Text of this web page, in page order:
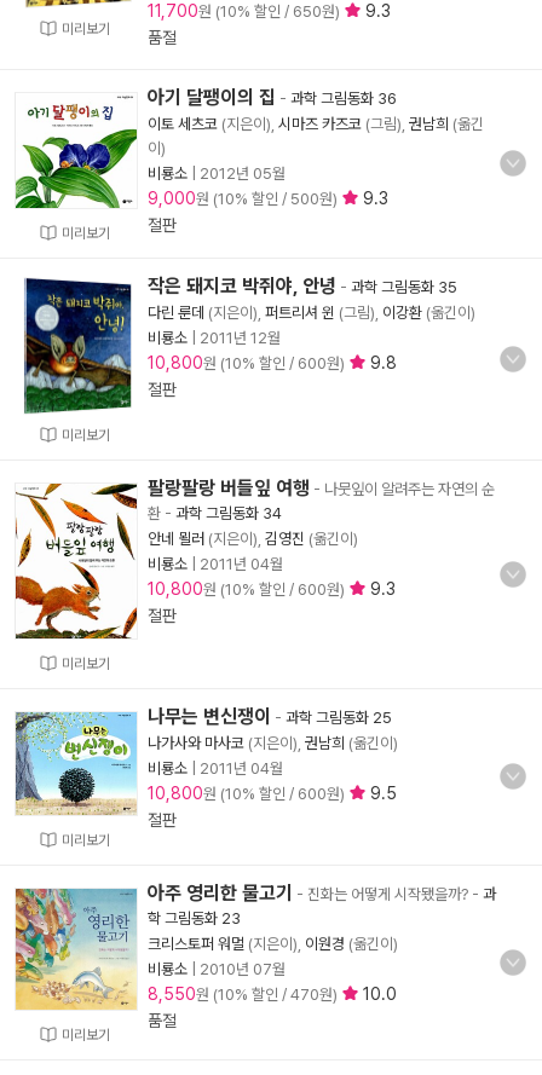
미리보기
11,700원 (10% 할인 / 650원)
9.3
품절
미리보기
아기 달팽이의 집 - 과학 그림동화 36
이토 세츠코 (지은이), 시마즈 카즈코 (그림), 권남희 (옮긴
이)
비룡소
2012년 05월
9,000원 (10% 할인 / 500원)
9.3
절판
미리보기
작은 돼지코 박쥐야, 안녕 - 과학 그림동화 35
다린 룬데 (지은이), 퍼트리셔 윈 (그림), 이강환 (옮긴이)
비룡소
2011년 12월
10,800원 (10% 할인 / 600원)
9.8
절판
미리보기
팔랑팔랑 버들잎 여행 - 나뭇잎이 알려주는 자연의 순
환 - 과학 그림동화 34
안네 묄러 (지은이), 김영진 (옮긴이)
비룡소
2011년 04월
10,800원 (10% 할인 / 600원)
9.3
절판
미리보기
나무는 변신쟁이 - 과학 그림동화 25
나가사와 마사코 (지은이), 권남희 (옮긴이)
비룡소
2011년 04월
10,800원 (10% 할인 / 600원)
9.5
절판
미리보기
아주 영리한 물고기 - 진화는 어떻게 시작됐을까? - 과
학 그림동화 23
크리스토퍼 워멀 (지은이), 이원경 (옮긴이)
비룡소
2010년 07월
8,550원 (10% 할인 / 470원)
10.0
품절